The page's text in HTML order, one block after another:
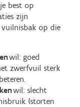
best op
zijn
op die
wil: goed
zwerfvuil sterk
wil: slecht
(storten